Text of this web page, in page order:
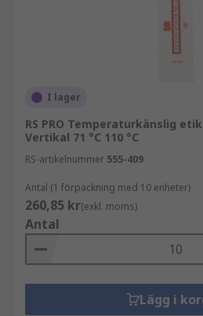
I lager
RS PRO Temperaturkänslig
Vertikal 71 °C 110 °C
RS-artikelnummer 555-409
Antal (1 förpackning med 10 enheter)
260,85 kr(exkl. moms)
Antal
Lägg i